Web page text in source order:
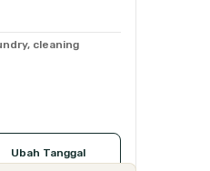
cleaning
Ubah Tanggal